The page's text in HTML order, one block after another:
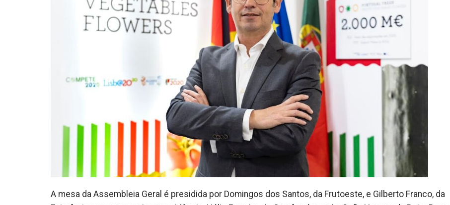
A mesa da Assembleia Geral é presidida por Domingos dos Santos, da Frutoeste, e Gilberto Franco, da